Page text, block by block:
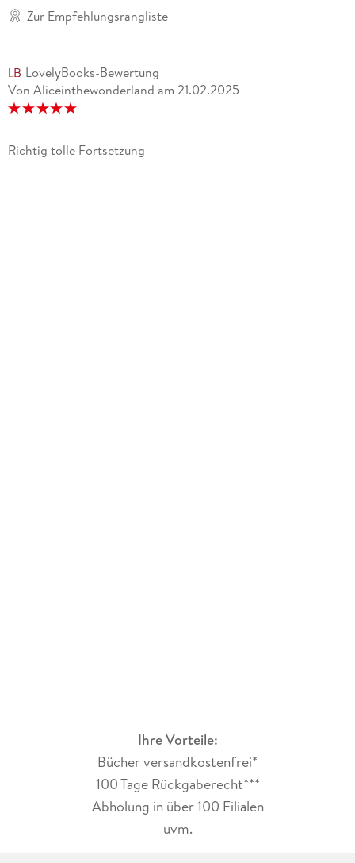
Zur Empfehlungsrangliste
LovelyBooks-Bewertung
Von Aliceinthewonderland am 21.02.2025
Richtig tolle Fortsetzung
Ihre Vorteile:
Bücher versandkostenfrei*
100 Tage Rückgaberecht***
Abholung in über 100 Filialen
uvm.